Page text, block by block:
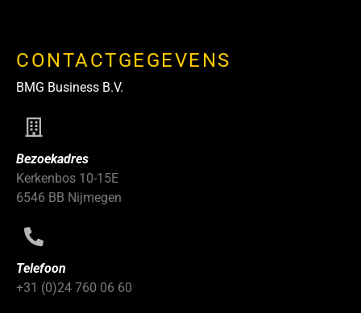
CONTACTGEGEVENS
BMG Business B.V.
Bezoekadres
Kerkenbos 10-15E
6546 BB Nijmegen
Telefoon
+31 (0)24 760 06 60